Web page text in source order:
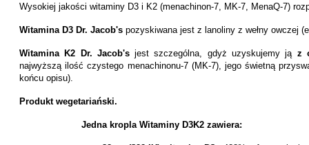
Wysokiej jakości witaminy D3 i K2 (menachinon-7, MK-7, MenaQ-7)
Witamina D3 Dr. Jacob's pozyskiwana jest z lanoliny z wełny owczej
Witamina K2 Dr. Jacob'sjest szczególna, gdyż uzyskujemy ją z
najwyższą ilość czystego menachinonu-7 (MK-7), jego świetną
końcu opisu)
Produkt wegetariański.
Jedna kropla Witaminy D3K2 zawiera: